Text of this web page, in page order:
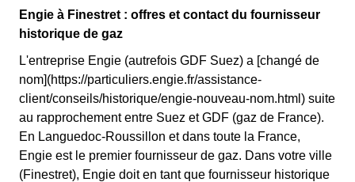
Engie à Finestret : offres et contact du fournisseur
historique de gaz
L'entreprise Engie (autrefois GDF Suez) a [changé de
nom](https://particuliers.engie.fr/assistance-
client/conseils/historique/engie-nouveau-nom.html) suite
au rapprochement entre Suez et GDF (gaz de France).
En Languedoc-Roussillon et dans toute la France,
Engie est le premier fournisseur de gaz. Dans votre ville
(Finestret), Engie doit en tant que fournisseur historique